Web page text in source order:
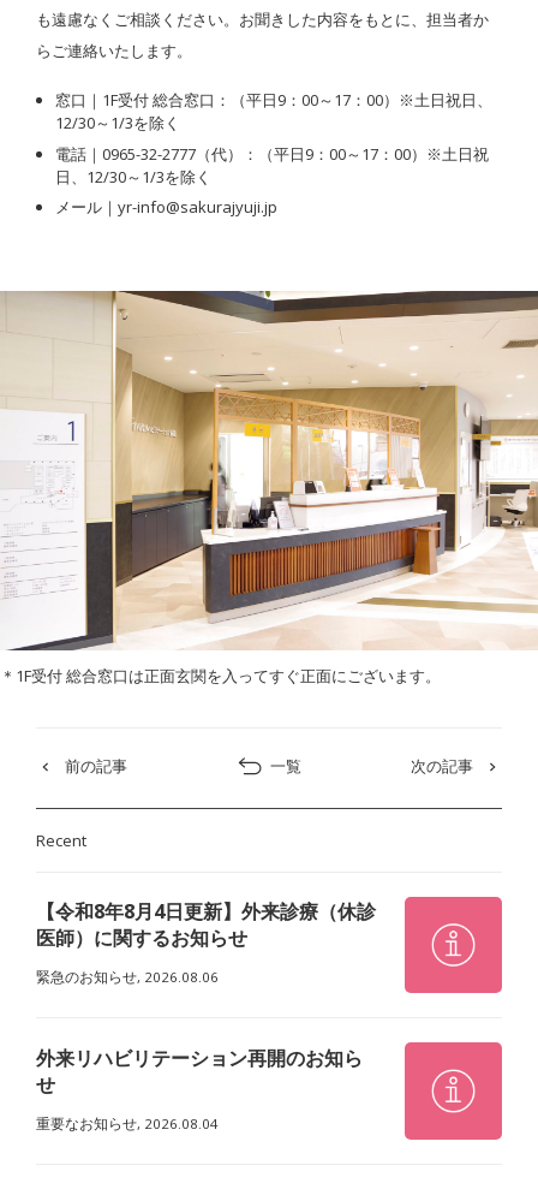
も遠慮なくご相談ください。お聞きした内容をもとに、担当者か
らご連絡いたします。
窓口｜1F受付 総合窓口：（平日9：00～17：00）※土日祝日、
12/30～1/3を除く
電話｜0965-32-2777（代）：（平日9：00～17：00）※土日祝
日、12/30～1/3を除く
メール｜yr-info@sakurajyuji.jp
＊1F受付 総合窓口は正面玄関を入ってすぐ正面にございます。
前の記事 一覧 次の記事
Recent
【令和8年8月4日更新】外来診療（休診
医師）に関するお知らせ
緊急のお知らせ, 2026.08.06
外来リハビリテーション再開のお知ら
せ
重要なお知らせ, 2026.08.04